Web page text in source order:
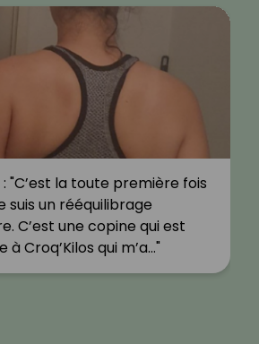
"C’est la toute première fois
suis un rééquilibrage
C’est une copine qui est
à Croq’Kilos qui m’a…"